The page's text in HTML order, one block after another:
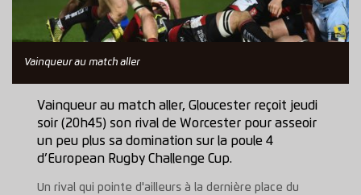
Vainqueur au match aller
Vainqueur au match aller, Gloucester reçoit jeudi
soir (20h45) son rival de Worcester pour asseoir
un peu plus sa domination sur la poule 4
d’European Rugby Challenge Cup.
Un rival qui pointe d'ailleurs à la dernière place du